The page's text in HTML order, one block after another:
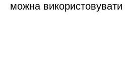
можна використовувати